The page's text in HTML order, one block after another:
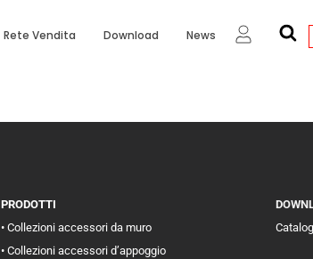
Rete Vendita Download News
PRODOTTI
• Collezioni accessori da muro
• Collezioni accessori d’appoggio